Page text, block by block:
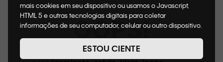
mais cookies em seu dispositivo ou usamos o Javascript,
HTML 5 e outras tecnologias digitais para coletar
informações de seu computador, celular ou outro dispositivo.
de cookies, informaremos quais cookies usaremos e quais
suas funções. A forma como processamos os dados
ESTOU CIENTE
OOPS!
Não encontramos nenhum resultado